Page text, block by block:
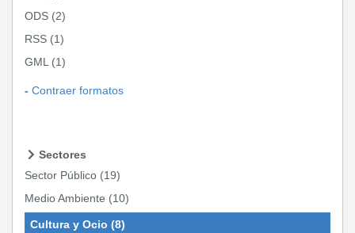
ODS (2)
RSS (1)
GML (1)
Contraer formatos
Sectores
Sector Público (19)
Medio Ambiente (10)
Cultura y Ocio (8)